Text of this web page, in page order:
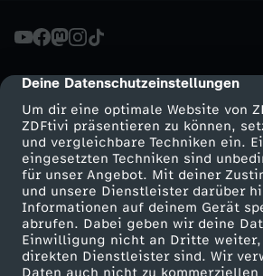
cmp-dialog-description
Deine Datenschutzeinstellungen
Um dir eine optimale Website von
ZDFtivi präsentieren zu können,
und vergleichbare Techniken ein.
eingesetzten Techniken sind
für unser Angebot. Mit deiner
und unsere Dienstleister darüber
Informationen auf deinem Gerät
abrufen. Dabei geben wir deine
Einwilligung nicht an Dritte
direkten Dienstleister sind. Wir
Daten auch nicht zu kommerziellen
ä
c
h
-
Ä
r
Mehr ZDF
ZDF-Apps
Smart TV
Service
Kontakt